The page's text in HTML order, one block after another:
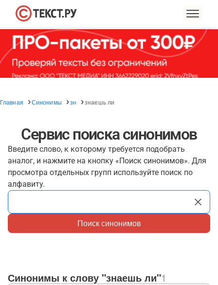
Главная Синонимы зн знаешь ли
Сервис поиска синонимов
Введите слово, к которому требуется подобрать
аналог, и нажмите на кнопку «Поиск синонимов». Для
просмотра отдельных групп используйте поиск по
алфавиту.
Поиск синонимов
Синонимы к слову "знаешь ли"1